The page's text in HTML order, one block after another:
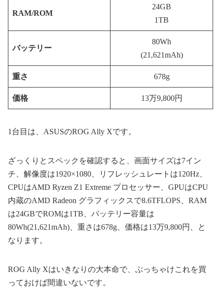
RAM/ROM
24GB
1TB
バッテリー
80Wh
(21,621mAh)
重さ 678g
価格 13万9,800円
1台目は、ASUSのROG Ally Xです。
ざっくりとスペックを確認すると、画面サイズは7イン
チ、解像度は1920×1080、リフレッシュレートは120Hz、
CPUはAMD Ryzen Z1 Extreme プロセッサー、GPUはCPU
内蔵のAMD Radeon グラフィックスで8.6TFLOPS、RAM
は24GBでROMは1TB、バッテリー容量は
80Wh(21,621mAh)、重さは678g、価格は13万9,800円、と
なります。
ROG Ally Xはいきなりの大本命で、ぶっちゃけこれを買
っておけば間違いないです。